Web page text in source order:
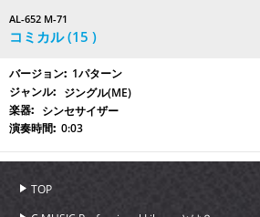
AL-652 M-71
コミカル (15 )
1パターン
ジングル(ME)
シンセサイザー
0:03
TOP